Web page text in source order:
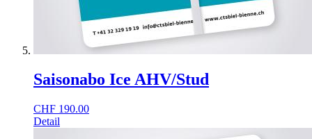
Saisonabo Ice AHV/Stud
CHF 190.00
Detail